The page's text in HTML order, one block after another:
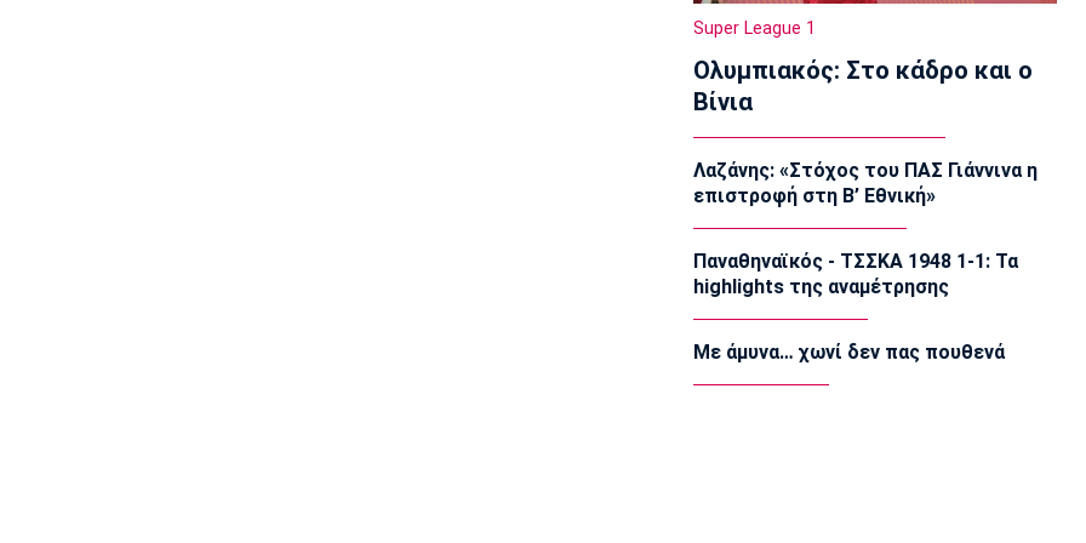
Super League 1
Ατρόμητος: Ήττα (2-1) από την ΑΕ
Λεμεσού στο τελευταίο φιλικό
Κολύμβηση
Κούβελος σε αδελφές Αλεξανδρή:
«Μας κάνατε υπερήφανους και
ευτυχισμένους»
21:50
Super League 2
Ο Ζορζίνιο στον Πανσερραϊκό
21:35
Ποδόσφαιρο - Εθνικές Ομάδες
Super League 1
Ολυμπιακός: Στο κάδρο και ο
Βίνια
Λαζάνης: «Στόχος του ΠΑΣ Γιάννινα η
επιστροφή στη Β’ Εθνική»
Παναθηναϊκός - ΤΣΣΚΑ 1948 1-1: Τα
highlights της αναμέτρησης
Με άμυνα… χωνί δεν πας πουθενά